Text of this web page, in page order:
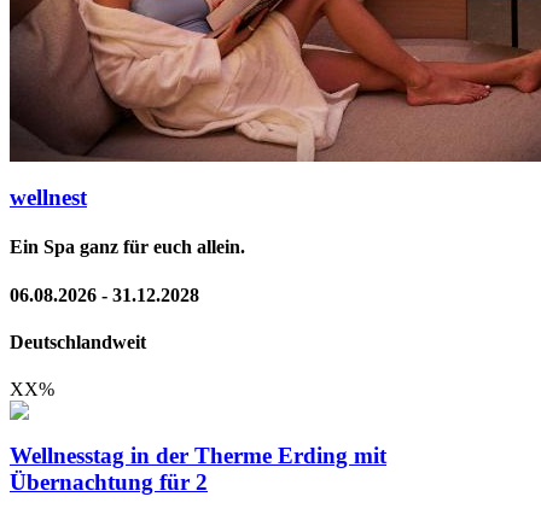
wellnest
Ein Spa ganz für euch allein.
06.08.2026 - 31.12.2028
Deutschlandweit
XX%
Wellnesstag in der Therme Erding mit
Übernachtung für 2